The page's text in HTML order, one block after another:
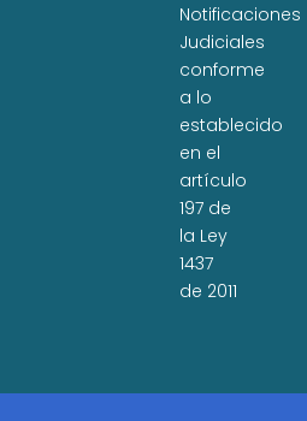
Notificaciones
Judiciales
conforme
a lo
establecido
en el
artículo
197 de
la Ley
1437
de 2011